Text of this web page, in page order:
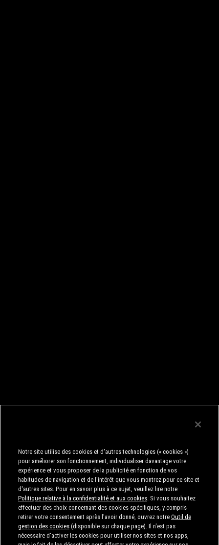
Notre site utilise des cookies et d'autres technologies (« cookies »)
pour améliorer son fonctionnement, individualiser davantage votre
expérience et vous proposer de la publicité en fonction de vos
habitudes de navigation et de l'intérêt que vous montrez pour ce site et
d'autres sites. Pour en savoir plus à ce sujet, veuillez lire notre
Politique relative à la confidentialité et aux cookies. Si vous souhaitez
effectuer des choix concernant des cookies spécifiques, y compris
retirer votre consentement après l'avoir donné, ouvrez notre Outil de
gestion des cookies (disponible sur chaque page). Il n'est pas
nécessaire d'activer les cookies pour utiliser nos sites et nos apps,
S'INSCRIRE REGARDER LA BANDE-ANNONCE